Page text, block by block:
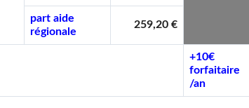
part aide
régionale
259,20 €
+10€
forfaitaire
/an